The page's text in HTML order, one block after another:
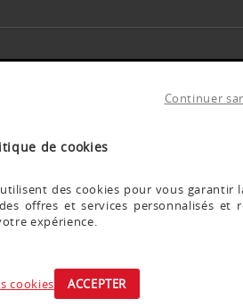
de cookies
Continuer
des cookies pour vous garantir
offres et services personnalisés et
expérience.
cookies ACCEPTER
À NOS NEWSLETTERS !
newsletter.
européen 2016/679 du 27 avril
INSTAGRAM DARTY